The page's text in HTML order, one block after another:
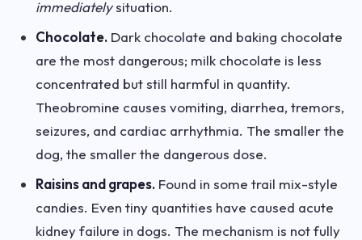
immediatelysituation.
Chocolate. Dark chocolate and baking chocolate
are the most dangerous; milk chocolate is less
concentrated but still harmful in quantity.
Theobromine causes vomiting, diarrhea, tremors,
seizures, and cardiac arrhythmia. The smaller the
dog, the smaller the dangerous dose.
Raisins and grapes. Found in some trail mix-style
candies. Even tiny quantities have caused acute
kidney failure in dogs. The mechanism is not fully